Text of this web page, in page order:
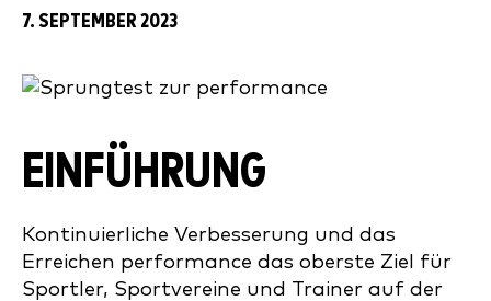
7. SEPTEMBER 2023
EINFÜHRUNG
Kontinuierliche Verbesserung und das
Erreichen performance das oberste Ziel für
Sportler, Sportvereine und Trainer auf der